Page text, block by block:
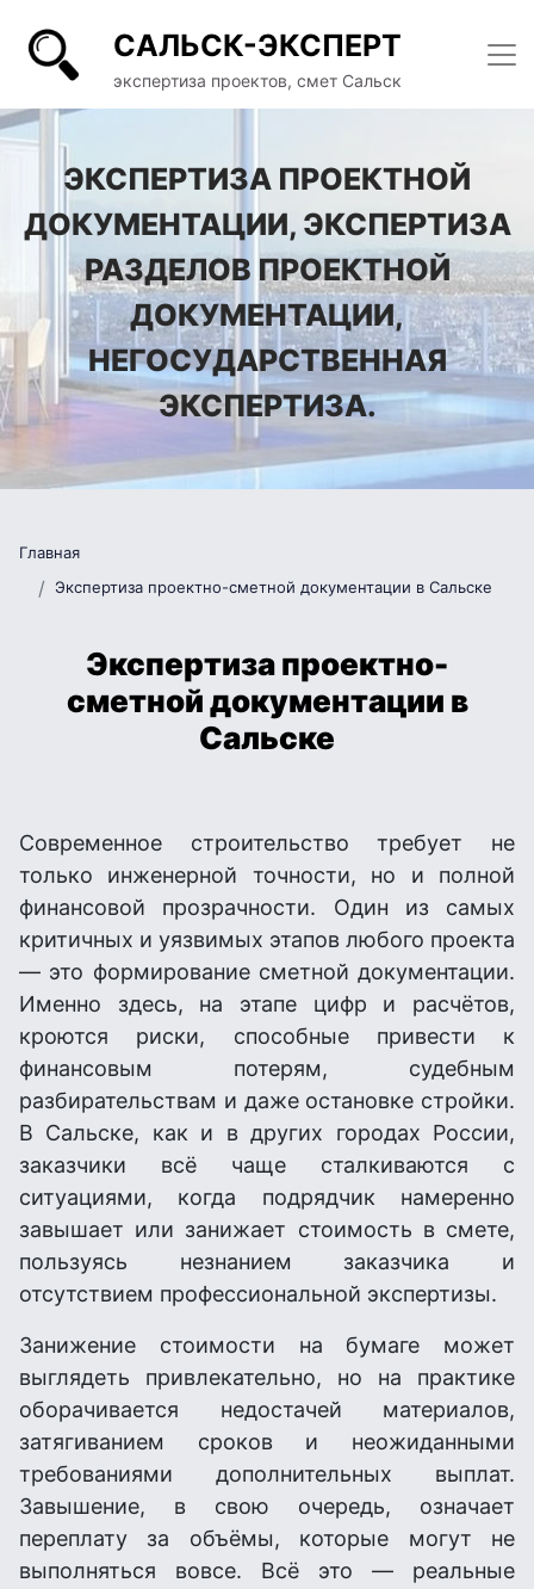
САЛЬСК-ЭКСПЕРТ
экспертиза проектов, смет Сальск
ЭКСПЕРТИЗА ПРОЕКТНОЙ
ДОКУМЕНТАЦИИ, ЭКСПЕРТИЗА
РАЗДЕЛОВ ПРОЕКТНОЙ
ДОКУМЕНТАЦИИ,
НЕГОСУДАРСТВЕННАЯ
ЭКСПЕРТИЗА.
Главная
Экспертиза проектно-сметной документации в Сальске
Экспертиза проектно-
сметной документации в
Сальске
Современное строительство требует не
только инженерной точности, но и полной
финансовой прозрачности. Один из самых
критичных и уязвимых этапов любого проекта
— это формирование сметной документации.
Именно здесь, на этапе цифр и расчётов,
кроются риски, способные привести к
финансовым потерям, судебным
разбирательствам и даже остановке стройки.
В Сальске, как и в других городах России,
заказчики всё чаще сталкиваются с
ситуациями, когда подрядчик намеренно
завышает или занижает стоимость в смете,
пользуясь незнанием заказчика и
отсутствием профессиональной экспертизы.
Занижение стоимости на бумаге может
выглядеть привлекательно, но на практике
оборачивается недостачей материалов,
затягиванием сроков и неожиданными
требованиями дополнительных выплат.
Завышение, в свою очередь, означает
переплату за объёмы, которые могут не
выполняться вовсе. Всё это — реальные